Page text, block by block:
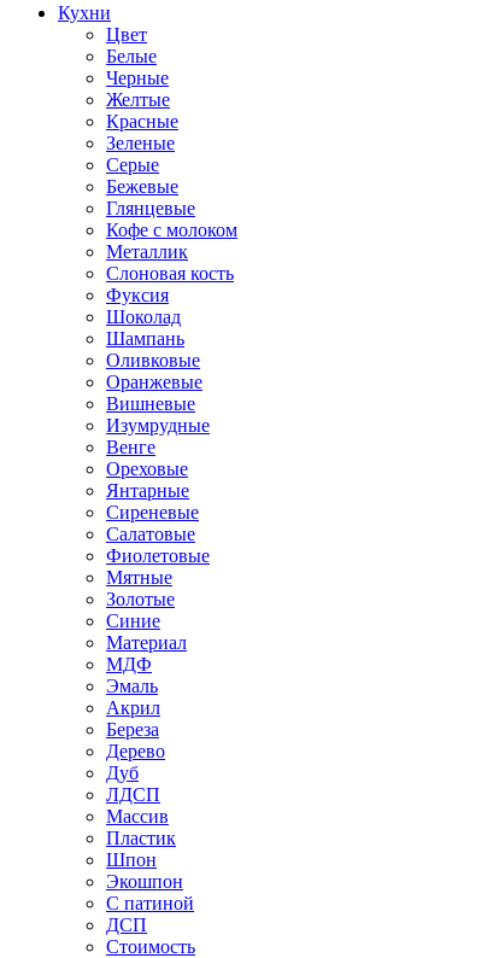
Кухни
Цвет
Белые
Черные
Желтые
Красные
Зеленые
Серые
Бежевые
Глянцевые
Кофе с молоком
Металлик
Слоновая кость
Фуксия
Шоколад
Шампань
Оливковые
Оранжевые
Вишневые
Изумрудные
Венге
Ореховые
Янтарные
Сиреневые
Салатовые
Фиолетовые
Мятные
Золотые
Синие
Материал
МДФ
Эмаль
Акрил
Береза
Дерево
Дуб
ЛДСП
Массив
Пластик
Шпон
Экошпон
С патиной
ДСП
Стоимость